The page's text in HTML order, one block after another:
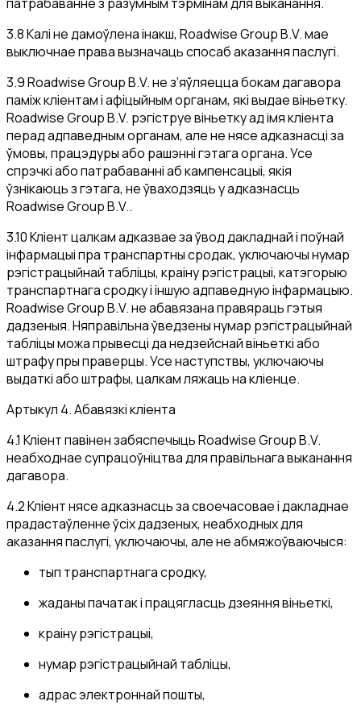
3.8 Калі не дамоўлена інакш, Roadwise Group B.V. мае
выключнае права вызначаць спосаб аказання паслугі.
3.9 Roadwise Group B.V. не з’яўляецца бокам дагавора
паміж кліентам і афіцыйным органам, які выдае віньетку.
Roadwise Group B.V. рэгіструе віньетку ад імя кліента
перад адпаведным органам, але не нясе адказнасці за
ўмовы, працэдуры або рашэнні гэтага органа. Усе
спрэчкі або патрабаванні аб кампенсацыі, якія
ўзнікаюць з гэтага, не ўваходзяць у адказнасць
Roadwise Group B.V..
3.10 Кліент цалкам адказвае за ўвод дакладнай і поўнай
інфармацыі пра транспартны сродак, уключаючы нумар
рэгістрацыйнай табліцы, краіну рэгістрацыі, катэгорыю
транспартнага сродку і іншую адпаведную інфармацыю.
Roadwise Group B.V. не абавязана правяраць гэтыя
дадзеныя. Няправільна ўведзены нумар рэгістрацыйнай
табліцы можа прывесці да недзейснай віньеткі або
штрафу пры праверцы. Усе наступствы, уключаючы
выдаткі або штрафы, цалкам ляжаць на кліенце.
Артыкул 4. Абавязкі кліента
4.1 Кліент павінен забяспечыць Roadwise Group B.V.
неабходнае супрацоўніцтва для правільнага выканання
дагавора.
4.2 Кліент нясе адказнасць за своечасовае і дакладнае
прадастаўленне ўсіх дадзеных, неабходных для
аказання паслугі, уключаючы, але не абмяжоўваючыся:
тып транспартнага сродку,
жаданы пачатак і працягласць дзеяння віньеткі,
краіну рэгістрацыі,
нумар рэгістрацыйнай табліцы,
адрас электроннай пошты,